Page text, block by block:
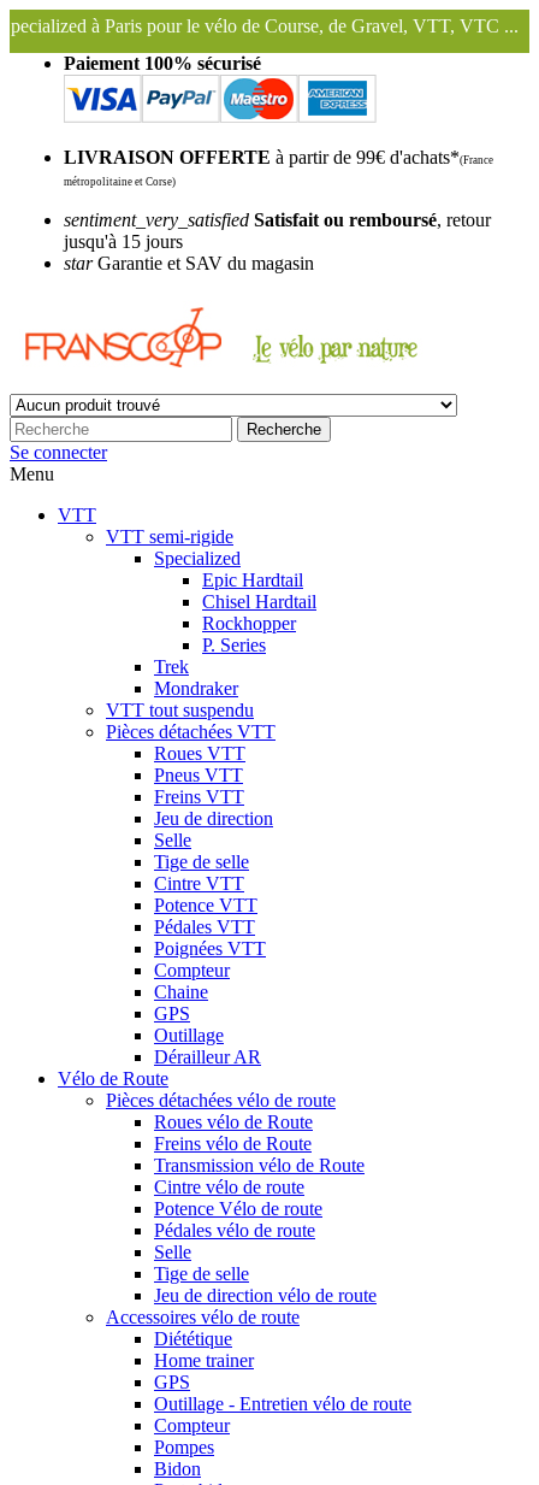
le vélo de Course, de Gravel, VTT, VTC ...
Nous
Paiement 100% sécurisé
LIVRAISON OFFERTE à partir de 99€ d'achats*(France
métropolitaine et Corse)
sentiment_very_satisfied Satisfait ou remboursé, retour
jusqu'à 15 jours
starGarantie et SAV du magasin
Recherche
Se connecter
Menu
VTT
VTT semi-rigide
Specialized
Epic Hardtail
Chisel Hardtail
Rockhopper
P. Series
Trek
Mondraker
VTT tout suspendu
Pièces détachées VTT
Roues VTT
Pneus VTT
Freins VTT
Jeu de direction
Selle
Tige de selle
Cintre VTT
Potence VTT
Pédales VTT
Poignées VTT
Compteur
Chaine
GPS
Outillage
Dérailleur AR
Vélo de Route
Pièces détachées vélo de route
Roues vélo de Route
Freins vélo de Route
Transmission vélo de Route
Cintre vélo de route
Potence Vélo de route
Pédales vélo de route
Selle
Tige de selle
Jeu de direction vélo de route
Accessoires vélo de route
Diététique
Home trainer
GPS
Outillage - Entretien vélo de route
Compteur
Pompes
Bidon